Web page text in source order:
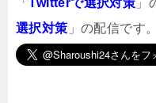
「Twitterで選択対策 」
選択対策 」の配信です。